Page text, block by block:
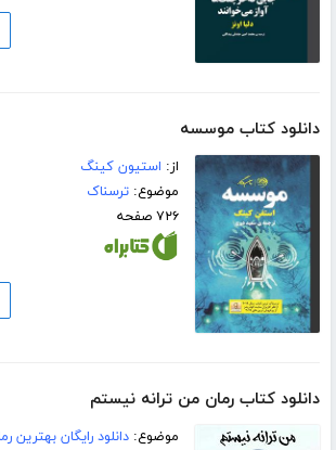
دانلود کتاب موسسه
از: استیون کینگ
موضوع:ترسناک
۷۲۶ صفحه
دانلود کتاب رمان من ترانه نیستم
موضوع:دانلود رایگان بهترین